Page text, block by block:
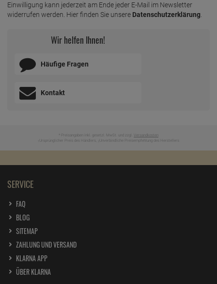
Einwilligung kann jederzeit am Ende jeder E-Mail im Newsletter
widerrufen werden. Hier finden Sie unsere Datenschutzerklärung
Wir helfen Ihnen!
Häufige Fragen
Kontakt
* Preisangaben inkl. gesetzl. MwSt. und zzgl. Versandkosten
Ursprünglicher Preis des Händlers, Unverbindliche Preisempfehlung des Herstellers
SERVICE
FAQ
BLOG
SITEMAP
ZAHLUNG UND VERSAND
KLARNA APP
ÜBER KLARNA